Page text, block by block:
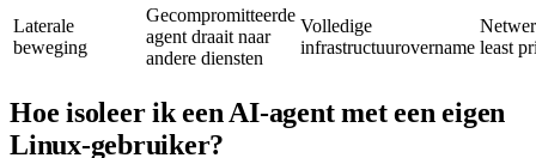
Laterale
beweging
Gecompromitteerde
agent draait naar
andere diensten
Volledige
infrastructuurovername least
Hoe isoleer ik een AI-agent met een eigen
Linux-gebruiker?